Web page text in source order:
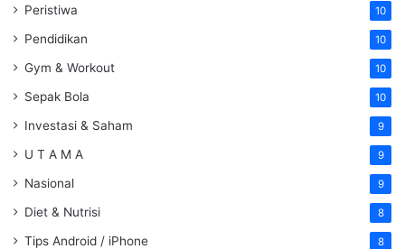
Peristiwa 10
Pendidikan 10
Gym & Workout 10
Sepak Bola 10
Investasi & Saham 9
U T A M A 9
Nasional 9
Diet & Nutrisi 8
Tips Android / iPhone 8